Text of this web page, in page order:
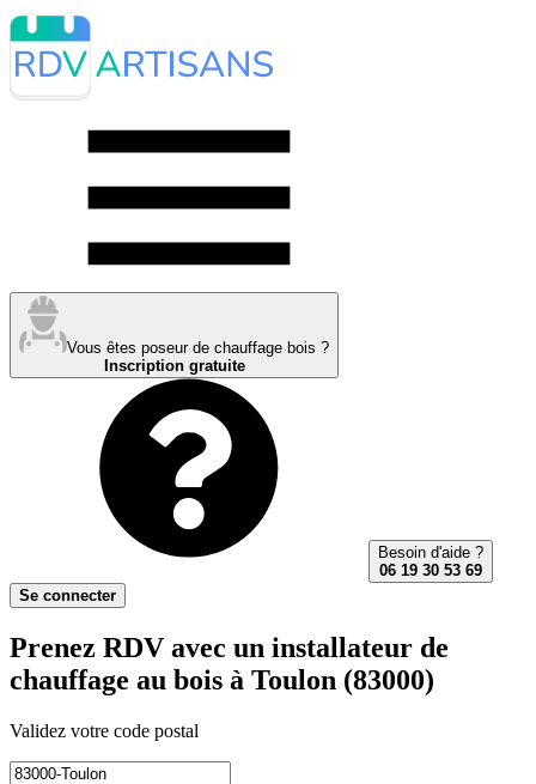
Vous êtes poseur de chauffage bois ?
Inscription gratuite
Besoin d'aide ?
06 19 30 53 69
Se connecter
Prenez RDV avec un installateur de
chauffage au bois à Toulon (83000)
Validez votre code postal